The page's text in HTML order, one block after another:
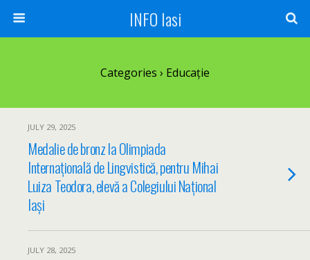
INFO Iasi
Categories › Educație
JULY 29, 2025
Medalie de bronz la Olimpiada
Internațională de Lingvistică, pentru Mihai
Luiza Teodora, elevă a Colegiului Național
Iași
JULY 28, 2025